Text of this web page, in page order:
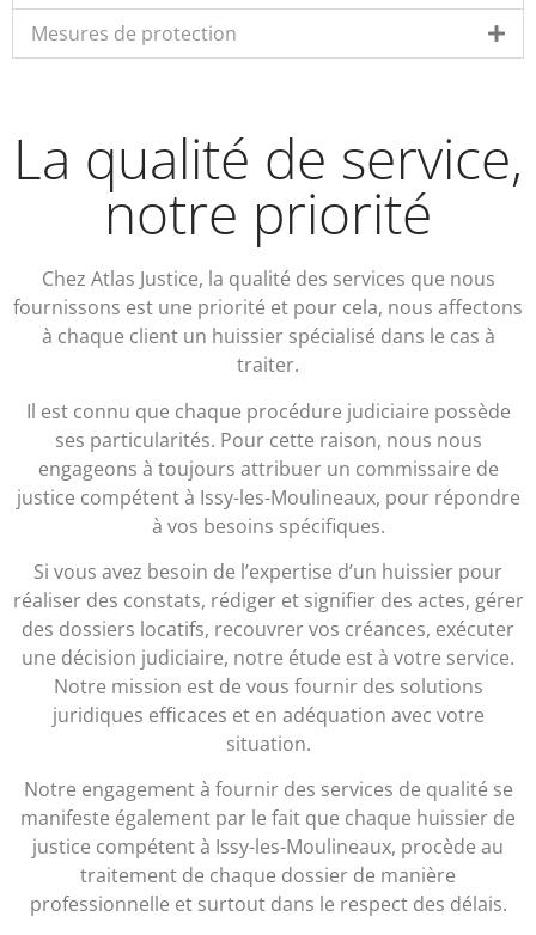
Mesures de protection
La qualité de service,
notre priorité
Chez Atlas Justice, la qualité des services que nous
fournissons est une priorité et pour cela, nous affectons
à chaque client un huissier spécialisé dans le cas à
traiter.
Il est connu que chaque procédure judiciaire possède
ses particularités. Pour cette raison, nous nous
engageons à toujours attribuer un commissaire de
justice compétent à Issy-les-Moulineaux, pour répondre
à vos besoins spécifiques.
Si vous avez besoin de l’expertise d’un huissier pour
réaliser des constats, rédiger et signifier des actes, gérer
des dossiers locatifs, recouvrer vos créances, exécuter
une décision judiciaire, notre étude est à votre service.
Notre mission est de vous fournir des solutions
juridiques efficaces et en adéquation avec votre
situation.
Notre engagement à fournir des services de qualité se
manifeste également par le fait que chaque huissier de
justice compétent à Issy-les-Moulineaux, procède au
traitement de chaque dossier de manière
professionnelle et surtout dans le respect des délais.